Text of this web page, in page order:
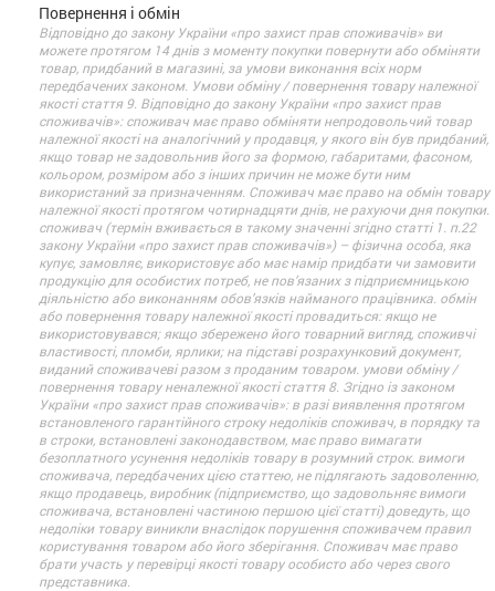
Повернення і обмін
Відповідно до закону України «про захист прав споживачів» ви
можете протягом 14 днів з моменту покупки повернути або обміняти
товар, придбаний в магазині, за умови виконання всіх норм
передбачених законом. Умови обміну / повернення товару належної
якості стаття 9. Відповідно до закону України «про захист прав
споживачів»: споживач має право обміняти непродовольчий товар
належної якості на аналогічний у продавця, у якого він був придбаний,
якщо товар не задовольнив його за формою, габаритами, фасоном,
кольором, розміром або з інших причин не може бути ним
використаний за призначенням. Споживач має право на обмін товару
належної якості протягом чотирнадцяти днів, не рахуючи дня покупки.
споживач (термін вживається в такому значенні згідно статті 1. п.22
закону України «про захист прав споживачів») – фізична особа, яка
купує, замовляє, використовує або має намір придбати чи замовити
продукцію для особистих потреб, не пов’язаних з підприємницькою
діяльністю або виконанням обов’язків найманого працівника. обмін
або повернення товару належної якості провадиться: якщо не
використовувався; якщо збережено його товарний вигляд, споживчі
властивості, пломби, ярлики; на підставі розрахунковий документ,
виданий споживачеві разом з проданим товаром. умови обміну /
повернення товару неналежної якості стаття 8. Згідно із законом
України «про захист прав споживачів»: в разі виявлення протягом
встановленого гарантійного строку недоліків споживач, в порядку та
в строки, встановлені законодавством, має право вимагати
безоплатного усунення недоліків товару в розумний строк. вимоги
споживача, передбачених цією статтею, не підлягають задоволенню,
якщо продавець, виробник (підприємство, що задовольняє вимоги
споживача, встановлені частиною першою цієї статті) доведуть, що
недоліки товару виникли внаслідок порушення споживачем правил
користування товаром або його зберігання. Споживач має право
брати участь у перевірці якості товару особисто або через свого
представника.